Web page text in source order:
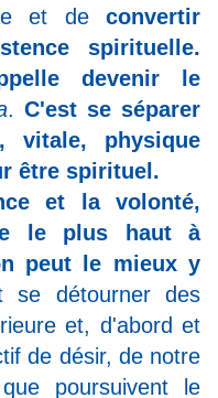
et de convertir
spirituelle.
devenir le
. C'est se séparer
vitale, physique
être spirituel.
et la volonté,
le plus haut à
peut le mieux y
se détourner des
et, d'abord et
de désir, de notre
poursuivent le